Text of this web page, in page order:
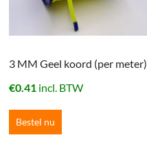
3 MM Geel koord (per meter)
€0.41 incl. BTW
Bestel nu